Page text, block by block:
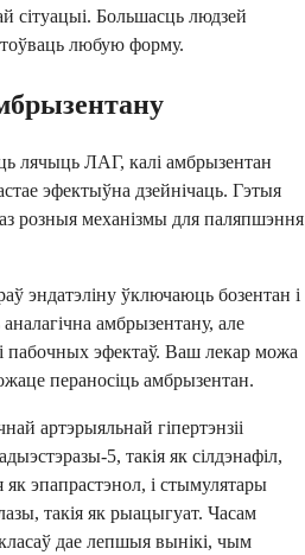
сітуацыі. Большасць людзей
любую форму.
лячыць ЛАГ, калі амбрызентан
эфектыўна дзейнічаць. Гэтыя
розныя механізмы для паляпшэння
эндатэліну ўключаюць бозентан і
амбрызентану, але
пабочных эфектаў. Ваш лекар можа
пераносіць амбрызентан.
артэрыяльнай гіпертэнзіі
5, такія як сілдэнафіл,
як эпапрастэнол, і стымулятары
такія як рыацыгуат. Часам
дае лепшыя вынікі, чым